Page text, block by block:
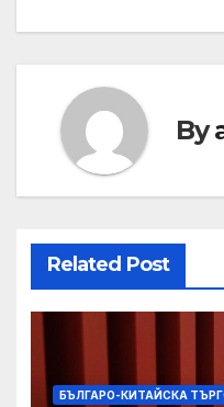
By
Related Post
БЪЛГАРО-КИТАЙСКА